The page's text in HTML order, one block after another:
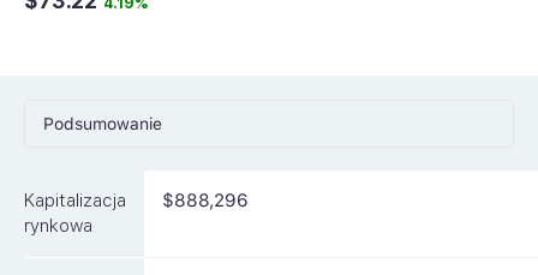
Podsumowanie
Rynki
Kapitalizacja
rynkowa
$888,296